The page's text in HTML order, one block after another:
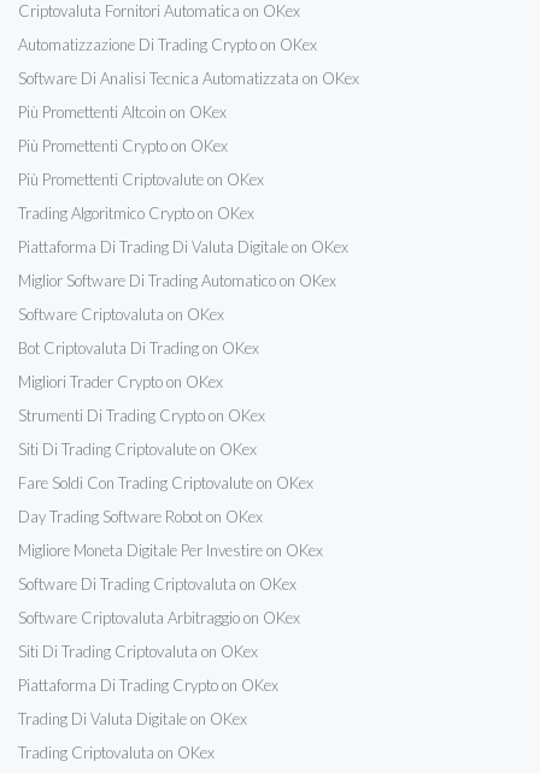
Criptovaluta Fornitori Automatica on OKex
Automatizzazione Di Trading Crypto on OKex
Software Di Analisi Tecnica Automatizzata on OKex
Più Promettenti Altcoin on OKex
Più Promettenti Crypto on OKex
Più Promettenti Criptovalute on OKex
Trading Algoritmico Crypto on OKex
Piattaforma Di Trading Di Valuta Digitale on OKex
Miglior Software Di Trading Automatico on OKex
Software Criptovaluta on OKex
Bot Criptovaluta Di Trading on OKex
Migliori Trader Crypto on OKex
Strumenti Di Trading Crypto on OKex
Siti Di Trading Criptovalute on OKex
Fare Soldi Con Trading Criptovalute on OKex
Day Trading Software Robot on OKex
Migliore Moneta Digitale Per Investire on OKex
Software Di Trading Criptovaluta on OKex
Software Criptovaluta Arbitraggio on OKex
Siti Di Trading Criptovaluta on OKex
Piattaforma Di Trading Crypto on OKex
Trading Di Valuta Digitale on OKex
Trading Criptovaluta on OKex